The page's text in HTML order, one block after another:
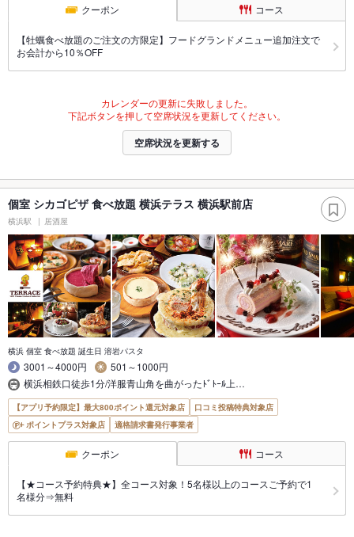
クーポン コース
【牡蠣食べ放題のご注文の方限定】フードグランドメニュー追加注文で
お会計から10％OFF
カレンダーの更新に失敗しました。
下記ボタンを押して空席状況を更新してください。
空席状況を更新する
個室 シカゴピザ 食べ放題 横浜テラス 横浜駅前店
横浜駅 居酒屋
横浜 個室 食べ放題 誕生日 溶岩パスタ
3001～4000円
501～1000円
横浜相鉄口徒歩1分/洋服青山角を曲がったﾄﾞﾄｰﾙ上…
【アプリ予約限定】最大800ポイント還元対象店
口コミ投稿特典対象店
ポイントプラス対象店
適格請求書発行事業者
クーポン コース
【★コース予約特典★】全コース対象！5名様以上のコースご予約で1
名様分⇒無料